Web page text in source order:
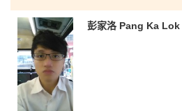
彭家洛 Pang Ka Lok